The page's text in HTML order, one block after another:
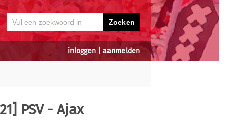
inloggen aanmelden
PSV - Ajax